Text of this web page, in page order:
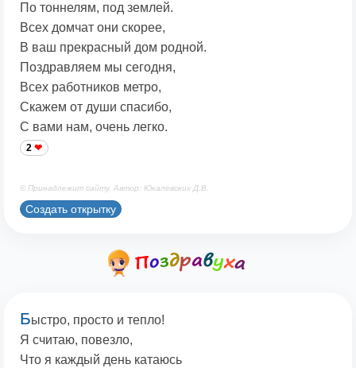
По тоннелям, под землей.
Всех домчат они скорее,
В ваш прекрасный дом родной.
Поздравляем мы сегодня,
Всех работников метро,
Скажем от души спасибо,
С вами нам, очень легко.
2
© Принадлежит сайту. Автор: Юкалевских Д.В.
Создать открытку
Быстро, просто и тепло!
Я считаю, повезло,
Что я каждый день катаюсь